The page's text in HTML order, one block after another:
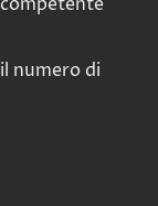
numero di